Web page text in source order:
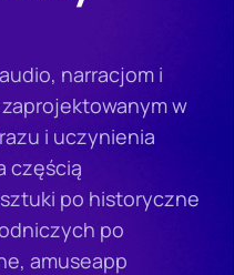
narracjom i
w
i uczynienia
częścią
po historyczne
po
amuseapp